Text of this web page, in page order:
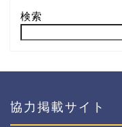
検索
協力掲載サイト